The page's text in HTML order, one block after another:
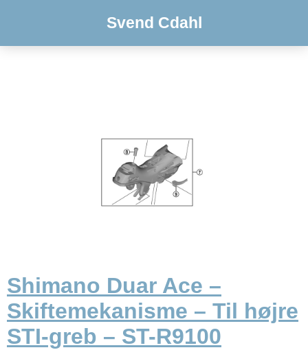
Svend Cdahl
Shimano Duar Ace –
Skiftemekanisme – Til højre
STI-greb – ST-R9100